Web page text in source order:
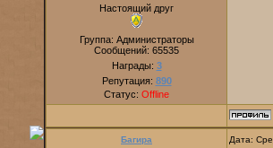
Настоящий друг
Группа: Администраторы
Сообщений: 65535
Награды: 3
Репутация: 890
Статус: Offline
Багира Дата: